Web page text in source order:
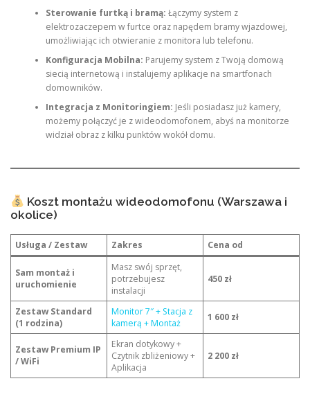
Sterowanie furtką i bramą: Łączymy system z
elektrozaczepem w furtce oraz napędem bramy wjazdowej,
umożliwiając ich otwieranie z monitora lub telefonu.
Konfiguracja Mobilna: Parujemy system z Twoją domową
siecią internetową i instalujemy aplikacje na smartfonach
domowników.
Integracja z Monitoringiem: Jeśli posiadasz już kamery,
możemy połączyć je z wideodomofonem, abyś na monitorze
widział obraz z kilku punktów wokół domu.
Koszt montażu wideodomofonu (Warszawa i
okolice)
Usługa / Zestaw Zakres Cena od
Sam montaż i
uruchomienie
Masz swój sprzęt,
potrzebujesz
instalacji
450 zł
Zestaw Standard
(1 rodzina)
Monitor 7″ + Stacja z
kamerą + Montaż
1 600 zł
Zestaw Premium IP
/ WiFi
Ekran dotykowy +
Czytnik zbliżeniowy +
Aplikacja
2 200 zł